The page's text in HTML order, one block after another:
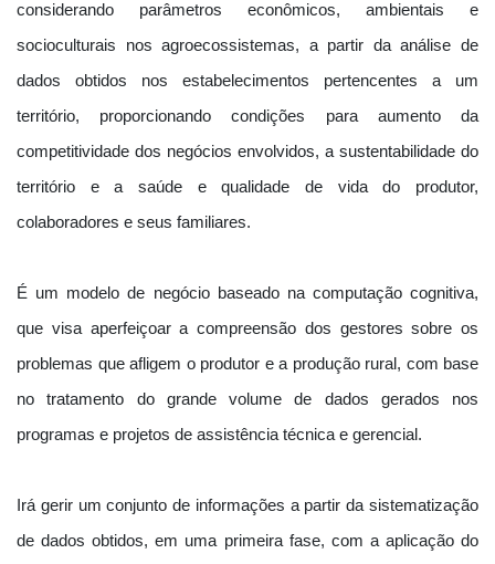
considerando parâmetros econômicos, ambientais e
socioculturais nos agroecossistemas, a partir da análise de
dados obtidos nos estabelecimentos pertencentes a um
território, proporcionando condições para aumento da
competitividade dos negócios envolvidos, a sustentabilidade do
território e a saúde e qualidade de vida do produtor,
colaboradores e seus familiares.
É um modelo de negócio baseado na computação cognitiva,
que visa aperfeiçoar a compreensão dos gestores sobre os
problemas que afligem o produtor e a produção rural, com base
no tratamento do grande volume de dados gerados nos
programas e projetos de assistência técnica e gerencial.
Irá gerir um conjunto de informações a partir da sistematização
de dados obtidos, em uma primeira fase, com a aplicação do